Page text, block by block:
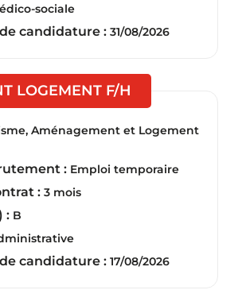
sociale
candidature : 31/08/2026
LOGEMENT F/H
Aménagement et Logement
: Emploi temporaire
: 3 mois
: B
candidature : 17/08/2026